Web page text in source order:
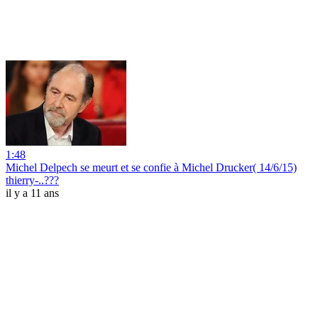
1:48
Michel Delpech se meurt et se confie à Michel Drucker( 14/6/15)
thierry-..???
il y a 11 ans